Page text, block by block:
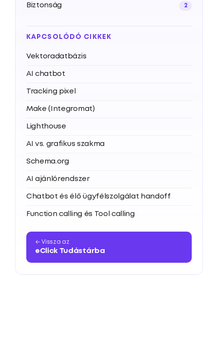
Biztonság 2
KAPCSOLÓDÓ CIKKEK
Vektoradatbázis
AI chatbot
Tracking pixel
Make (Integromat)
Lighthouse
AI vs. grafikus szakma
Schema.org
AI ajánlórendszer
Chatbot és élő ügyfélszolgálat handoff
Function calling és Tool calling
← Vissza az
eClick Tudástárba